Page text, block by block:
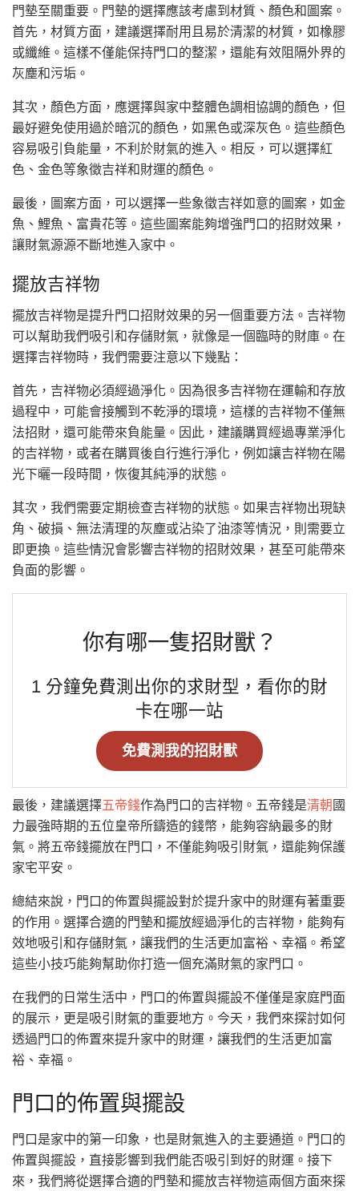
門墊至關重要。門墊的選擇應該考慮到材質、顏色和圖案。
首先，材質方面，建議選擇耐用且易於清潔的材質，如橡膠
或纖維。這樣不僅能保持門口的整潔，還能有效阻隔外界的
灰塵和污垢。
其次，顏色方面，應選擇與家中整體色調相協調的顏色，但
最好避免使用過於暗沉的顏色，如黑色或深灰色。這些顏色
容易吸引負能量，不利於財氣的進入。相反，可以選擇紅
色、金色等象徵吉祥和財運的顏色。
最後，圖案方面，可以選擇一些象徵吉祥如意的圖案，如金
魚、鯉魚、富貴花等。這些圖案能夠增強門口的招財效果，
讓財氣源源不斷地進入家中。
擺放吉祥物
擺放吉祥物是提升門口招財效果的另一個重要方法。吉祥物
可以幫助我們吸引和存儲財氣，就像是一個臨時的財庫。在
選擇吉祥物時，我們需要注意以下幾點：
首先，吉祥物必須經過淨化。因為很多吉祥物在運輸和存放
過程中，可能會接觸到不乾淨的環境，這樣的吉祥物不僅無
法招財，還可能帶來負能量。因此，建議購買經過專業淨化
的吉祥物，或者在購買後自行進行淨化，例如讓吉祥物在陽
光下曬一段時間，恢復其純淨的狀態。
其次，我們需要定期檢查吉祥物的狀態。如果吉祥物出現缺
角、破損、無法清理的灰塵或沾染了油漆等情況，則需要立
即更換。這些情況會影響吉祥物的招財效果，甚至可能帶來
負面的影響。
你有哪一隻招財獸？
1 分鐘免費測出你的求財型，看你的財
卡在哪一站
免費測我的招財獸
最後，建議選擇五帝錢作為門口的吉祥物。五帝錢是清朝 國
力最強時期的五位皇帝所鑄造的錢幣，能夠容納最多的財
氣。將五帝錢擺放在門口，不僅能夠吸引財氣，還能夠保護
家宅平安。
總結來說，門口的佈置與擺設對於提升家中的財運有著重要
的作用。選擇合適的門墊和擺放經過淨化的吉祥物，能夠有
效地吸引和存儲財氣，讓我們的生活更加富裕、幸福。希望
這些小技巧能夠幫助你打造一個充滿財氣的家門口。
在我們的日常生活中，門口的佈置與擺設不僅僅是家庭門面
的展示，更是吸引財氣的重要地方。今天，我們來探討如何
透過門口的佈置來提升家中的財運，讓我們的生活更加富
裕、幸福。
門口的佈置與擺設
門口是家中的第一印象，也是財氣進入的主要通道。門口的
佈置與擺設，直接影響到我們能否吸引到好的財運。接下
來，我們將從選擇合適的門墊和擺放吉祥物這兩個方面來探